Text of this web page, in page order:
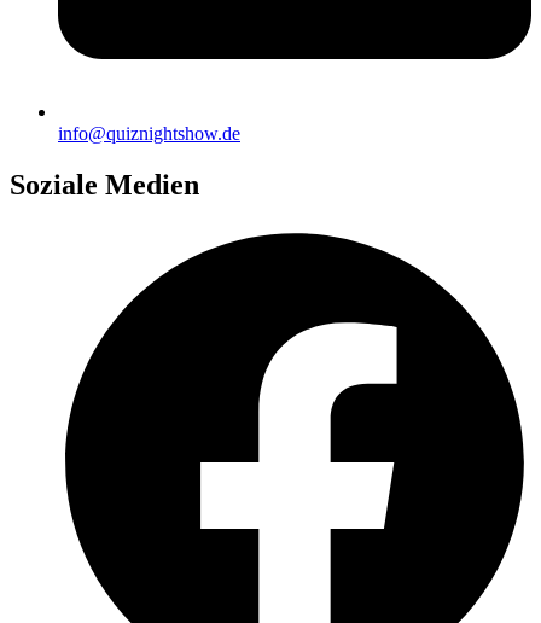
info@quiznightshow.de
Soziale Medien